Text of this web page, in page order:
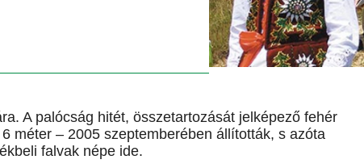
A palócság hitét, összetartozását jelképező fehér
méter – 2005 szeptemberében állították, s azóta
falvak népe ide.